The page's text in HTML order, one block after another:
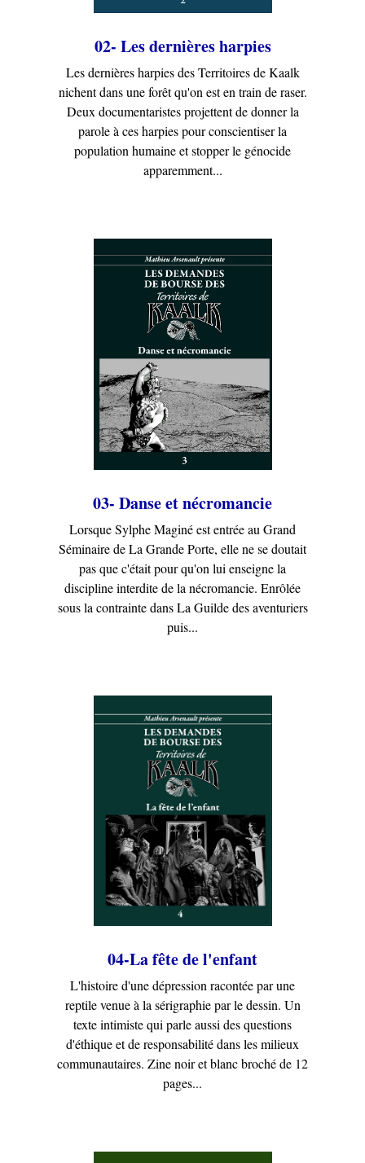
02- Les dernières harpies
Les dernières harpies des Territoires de Kaalk
nichent dans une forêt qu'on est en train de raser.
Deux documentaristes projettent de donner la
parole à ces harpies pour conscientiser la
population humaine et stopper le génocide
apparemment...
03- Danse et nécromancie
Lorsque Sylphe Maginé est entrée au Grand
Séminaire de La Grande Porte, elle ne se doutait
pas que c'était pour qu'on lui enseigne la
discipline interdite de la nécromancie. Enrôlée
sous la contrainte dans La Guilde des aventuriers
puis...
04-La fête de l'enfant
L'histoire d'une dépression racontée par une
reptile venue à la sérigraphie par le dessin. Un
texte intimiste qui parle aussi des questions
d'éthique et de responsabilité dans les milieux
communautaires. Zine noir et blanc broché de 12
pages...